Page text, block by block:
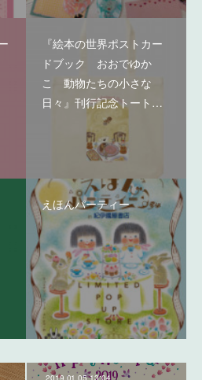
『絵本の世界ポストカー
ドブック おおでゆか
こ 動物たちの小さな
日々』刊行記念トート…
えほんパーティー
2019.01.05 13:04